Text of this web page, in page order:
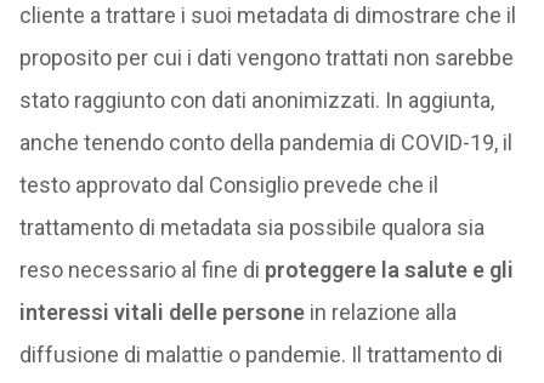
cliente a trattare i suoi metadata di dimostrare che il
proposito per cui i dati vengono trattati non sarebbe
stato raggiunto con dati anonimizzati. In aggiunta,
anche tenendo conto della pandemia di COVID-19, il
testo approvato dal Consiglio prevede che il
trattamento di metadata sia possibile qualora sia
reso necessario al fine di proteggere la salute e gli
interessi vitali delle personein relazione alla
diffusione di malattie o pandemie. Il trattamento di